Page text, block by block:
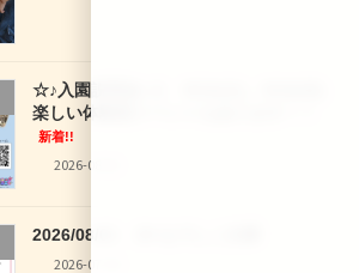
☆♪入園説明会♪☆ 9/12(土)、9/16(水)
楽しい体験型イベントもあります！！
新着!!
2026-08-02
2026/08/01 29 なでしこ文庫
2026-07-30